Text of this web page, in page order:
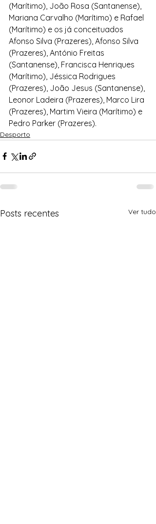
(Marítimo), João Rosa (Santanense),
Mariana Carvalho (Marítimo) e Rafael
(Marítimo) e os já conceituados
Afonso Silva (Prazeres), Afonso Silva
(Prazeres), António Freitas
(Santanense), Francisca Henriques
(Marítimo), Jéssica Rodrigues
(Prazeres), João Jesus (Santanense),
Leonor Ladeira (Prazeres), Marco Lira
(Prazeres), Martim Vieira (Marítimo) e
Pedro Parker (Prazeres).
Desporto
Posts recentes Ver tudo